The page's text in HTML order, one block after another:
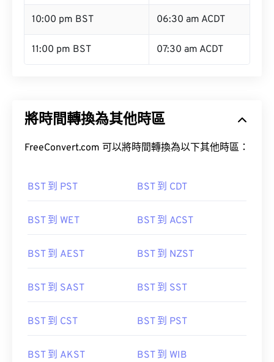
10:00 pm BST 06:30 am ACDT
11:00 pm BST 07:30 am ACDT
將時間轉換為其他時區
FreeConvert.com 可以將時間轉換為以下其他時區：
BST 到 PST BST 到 CDT
BST 到 WET BST 到 ACST
BST 到 AEST BST 到 NZST
BST 到 SAST BST 到 SST
BST 到 CST BST 到 PST
BST 到 AKST BST 到 WIB